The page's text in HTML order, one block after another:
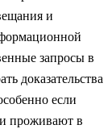
и
запросы в
доказательства
если
проживают в